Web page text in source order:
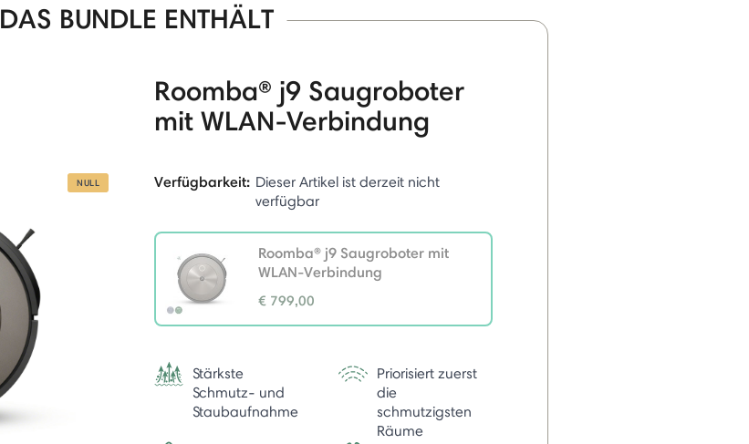
DAS BUNDLE ENTHÄLT
NULL
Roomba® j9 Saugroboter
mit WLAN-Verbindung
Verfügbarkeit: Dieser Artikel ist derzeit nicht
verfügbar
Roomba® j9 Saugroboter mit
WLAN-Verbindung
€ 799,00
selected
Stärkste
Schmutz- und
Staubaufnahme
Priorisiert zuerst
die
schmutzigsten
Räume